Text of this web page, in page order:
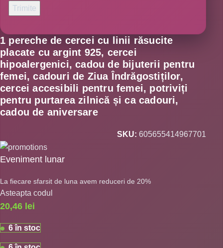
1 pereche de cercei cu linii răsucite
placate cu argint 925, cercei
hipoalergenici, cadou de bijuterii pentru
femei, cadouri de Ziua Îndrăgostiților,
cercei accesibili pentru femei, potriviți
pentru purtarea zilnică și ca cadouri,
cadou de aniversare
SKU:605655414967701
Eveniment lunar
La fiecare sfarsit de luna avem reduceri de 20%
Asteapta codul
20,46 lei
6 în stoc